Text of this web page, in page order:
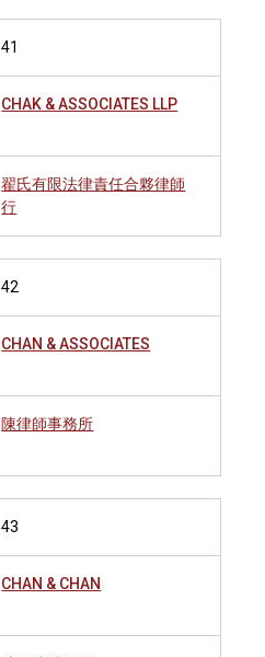
41
CHAK & ASSOCIATES LLP
翟氏有限法律責任合夥律師
行
42
CHAN & ASSOCIATES
陳律師事務所
43
CHAN & CHAN